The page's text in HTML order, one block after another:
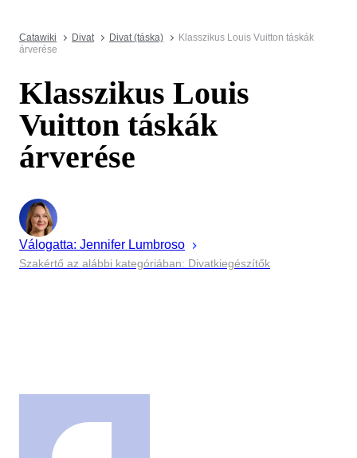
Catawiki Divat Divat (táska)
Klasszikus Louis Vuitton táskák
árverése
Klasszikus Louis
Vuitton táskák
árverése
Válogatta: Jennifer Lumbroso
Szakértő az alábbi kategóriában: Divatkiegészítők